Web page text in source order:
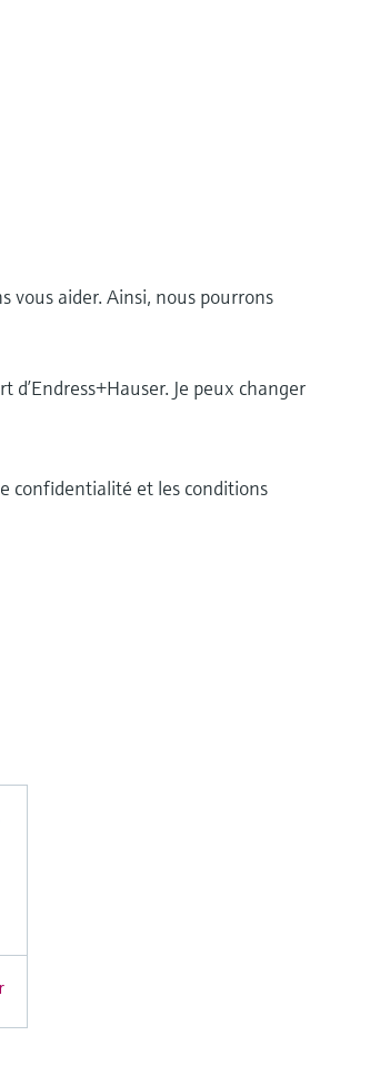
vous aider. Ainsi, nous pourrons
Je peux changer
confidentialité et les conditions